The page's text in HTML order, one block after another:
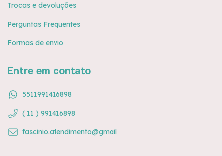
Trocas e devoluções
Perguntas Frequentes
Formas de envio
Entre em contato
5511991416898
( 11 ) 991416898
fascinio.atendimento@gmail